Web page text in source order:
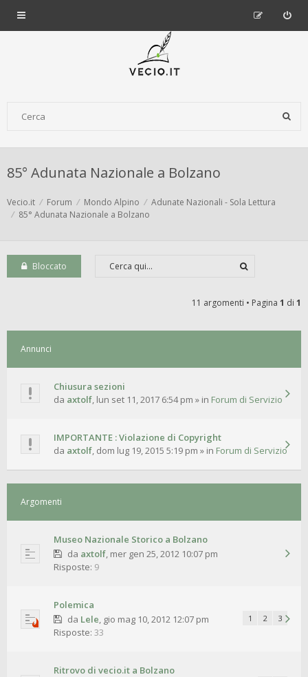
85° Adunata Nazionale a Bolzano
Vecio.it Forum Mondo Alpino
Adunate Nazionali - Sola Lettura
85° Adunata Nazionale a Bolzano
Bloccato
11 argomenti • Pagina 1 di 1
Annunci
Chiusura sezioni
da axtolf, lun set 11, 2017 6:54 pm » in Forum di Servizio
IMPORTANTE : Violazione di Copyright
da axtolf, dom lug 19, 2015 5:19 pm » in Forum di Servizio
Argomenti
Museo Nazionale Storico a Bolzano
da axtolf, mer gen 25, 2012 10:07 pm
Risposte: 9
Polemica
da Lele, gio mag 10, 2012 12:07 pm 1 2 3
Risposte: 33
Ritrovo di vecio.it a Bolzano